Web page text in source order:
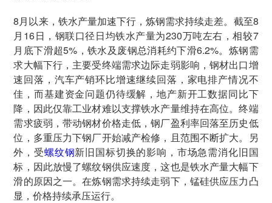
8月以来，铁水产量加速下行，炼钢需求持续走差。截至8
月16日，钢联口径日均铁水产量为230万吨左右，相较7
月底下滑超5%，铁水及废钢总消耗约下滑6.2%。炼钢需
求大幅下行，主要受终端需求边际走弱影响，钢材出口增
速回落，汽车产销环比增速继续回落，家电排产情况不
佳，而基建资金问题仍待缓解，地产新开工数据同比下
降，因此仅靠工业材难以支撑铁水产量维持在高位。终端
需求疲弱，带动钢材价格走低，钢厂盈利率回落至历史低
位，多重压力下钢厂开始减产检修，且范围不断扩大。另
外，受螺纹钢新旧国标切换的影响，市场急需消化旧国
标，因此放慢了螺纹钢供应速度，这也是铁水产量大幅下
滑的原因之一。在炼钢需求持续走弱下，锰硅供应压力凸
显，价格持续承压运行。